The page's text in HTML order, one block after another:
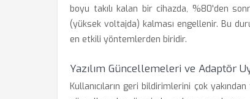
boyu takılı kalan bir cihazda, %80'den
(yüksek voltajda) kalması engellenir. Bu
en etkili yöntemlerden biridir.
Yazılım Güncellemeleri ve Adaptör
Kullanıcıların geri bildirimlerini çok